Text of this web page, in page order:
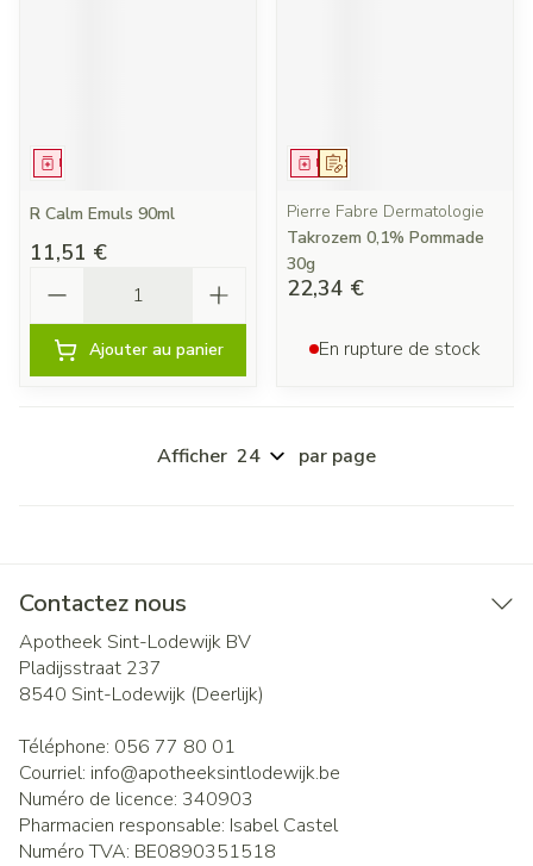
Médicament
R Calm Emuls 90ml
11,51 €
Ajouter au panier
Sur prescription
Médicament
Pierre Fabre Dermatologie
Takrozem 0,1% Pommade
30g
22,34 €
En rupture de stock
Afficher par page
Contactez nous
Apotheek Sint-Lodewijk BV
Pladijsstraat 237
8540 Sint-Lodewijk (Deerlijk)
Téléphone: 056 77 80 01
Courriel: info@apotheeksintlodewijk.be
Numéro de licence: 340903
Pharmacien responsable: Isabel Castel
Numéro TVA: BE0890351518